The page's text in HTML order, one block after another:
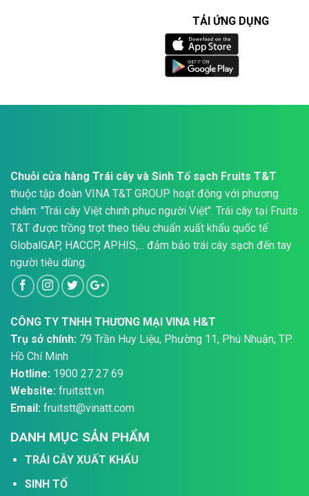
TẢI ỨNG DỤNG
Chuỗi cửa hàng Trái cây và Sinh Tố sạch Fruits T&T
thuộc tập đoàn VINA T&T GROUP hoạt động với phương
châm: "Trái cây Việt chinh phục người Việt". Trái cây tại Fruits
T&T được trồng trọt theo tiêu chuẩn xuất khẩu quốc tế
GlobalGAP, HACCP, APHIS,... đảm bảo trái cây sạch đến tay
người tiêu dùng.
CÔNG TY TNHH THƯƠNG MẠI VINA H&T
Trụ sở chính: 79 Trần Huy Liệu, Phường 11, Phú Nhuận, TP.
Hồ Chí Minh
Hotline: 1900 27 27 69
Website: fruitstt.vn
Email: fruitstt@vinatt.com
DANH MỤC SẢN PHẨM
TRÁI CÂY XUẤT KHẨU
SINH TỐ